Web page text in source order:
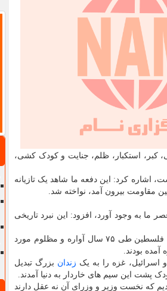
کبر، استکبار، ظلم، جنایت و کودک کشی،
اشاره کرد: این دفعه ما شاهد یک تازیانه
مقاومت بیرون آمد، نواخته شد.
به وجود آورد، افزود: این نبرد تاریخی
وی اضافه کرد: علت این که مقاومت فلسطین دست به عملیات طوفان الاقصی زد این بود که ملت فلسطین طی ۷۵ سال آواره و مظلوم مورد
آمده بودند.
زندان بزرگ تبدیل
که نخست وزیر و وزرای آن نه عقل دارند